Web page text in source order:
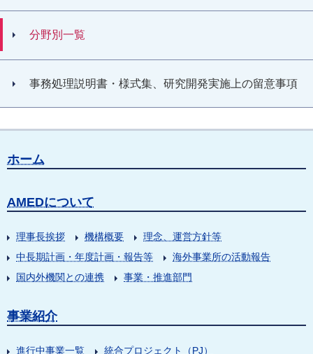
分野別一覧
事務処理説明書・様式集、研究開発実施上の留意事項
ホーム
AMEDについて
理事長挨拶 機構概要
理念、運営方針等
中長期計画・年度計画・報告等
海外事業所の活動報告
国内外機関との連携
事業・推進部門
事業紹介
進行中事業一覧
統合プロジェクト（PJ）